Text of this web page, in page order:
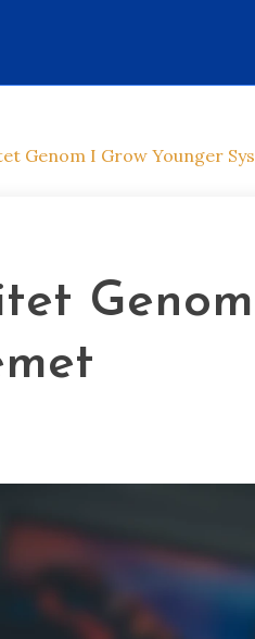
Genom I Grow Younger